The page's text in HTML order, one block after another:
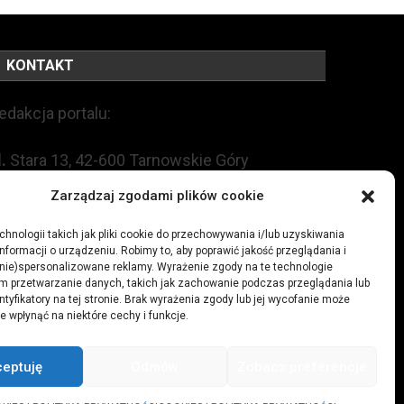
Zarządzaj zgodami plików cookie
takich jak pliki cookie do przechowywania i/lub uzyskiwania
o urządzeniu. Robimy to, aby poprawić jakość przeglądania i
reklamy. Wyrażenie zgody na te technologie
przetwarzanie danych, takich jak zachowanie podczas przeglądania lub
na tej stronie. Brak wyrażenia zgody lub jej wycofanie może
wpłynąć na niektóre cechy i funkcje.
KONTAKT
portalu:
Stara 13, 42-600 Tarnowskie Góry
+48 509 547 822
redakcja@czytamiwiem.pl
biuro@czytamiwiem.pl